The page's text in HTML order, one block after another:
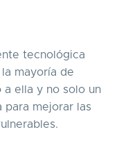
tecnológica
mayoría de
a ella y no solo un
para mejorar las